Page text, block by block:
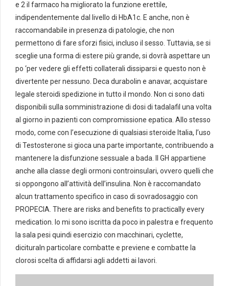
e 2 il farmaco ha migliorato la funzione erettile,
indipendentemente dal livello di HbA1c. E anche, non è
raccomandabile in presenza di patologie, che non
permettono di fare sforzi fisici, incluso il sesso. Tuttavia, se si
sceglie una forma di estere più grande, si dovrà aspettare un
po ‘per vedere gli effetti collaterali dissiparsi e questo non è
divertente per nessuno. Deca durabolin e anavar, acquistare
legale steroidi spedizione in tutto il mondo. Non ci sono dati
disponibili sulla somministrazione di dosi di tadalafil una volta
al giorno in pazienti con compromissione epatica. Allo stesso
modo, come con l’esecuzione di qualsiasi steroide Italia, l’uso
di Testosterone si gioca una parte importante, contribuendo a
mantenere la disfunzione sessuale a bada. Il GH appartiene
anche alla classe degli ormoni controinsulari, ovvero quelli che
si oppongono all’attività dell’insulina. Non è raccomandato
alcun trattamento specifico in caso di sovradosaggio con
PROPECIA. There are risks and benefits to practically every
medication. Io mi sono iscritta da poco in palestra e frequento
la sala pesi quindi esercizio con macchinari, cyclette,
dicituraIn particolare combatte e previene e combatte la
clorosi scelta di affidarsi agli addetti ai lavori.